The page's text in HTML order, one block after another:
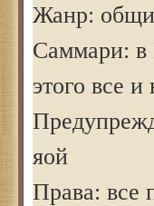
Жанр:
Саммари: в
этого все и
яой
Права: все